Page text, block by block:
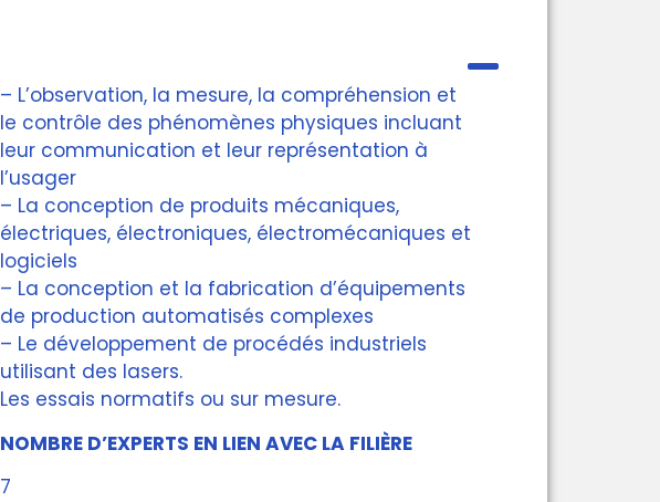
– L’observation, la mesure, la compréhension et
le contrôle des phénomènes physiques incluant
leur communication et leur représentation à
l’usager
– La conception de produits mécaniques,
électriques, électroniques, électromécaniques et
logiciels
– La conception et la fabrication d’équipements
de production automatisés complexes
– Le développement de procédés industriels
utilisant des lasers.
Les essais normatifs ou sur mesure.
NOMBRE D’EXPERTS EN LIEN AVEC LA FILIÈRE
7